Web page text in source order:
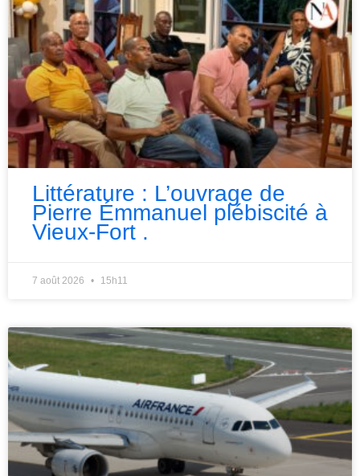
Littérature : L’ouvrage de
Pierre Émmanuel plébiscité à
Vieux-Fort .
7 août 2026 15h11